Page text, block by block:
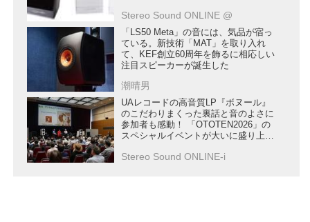
Stereo Sound ONLINE @
「LS50 Meta」の音には、気品が宿っ
ている。新技術「MAT」を取り入れ
て、KEF創立60周年を飾るに相応しい
注目スピーカーが誕生した
潮晴男
UAレコードの高音質LP『ボヌール』
のこだわりまくった裏話と音のよさに
参加者も感動！ 「OTOTEN2026」の
スペシャルイベントが大いに盛り上が
Stereo Sound ONLINE-i